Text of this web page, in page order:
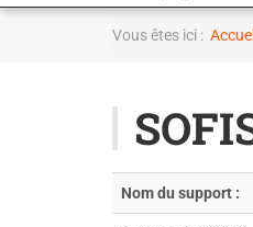
Vous êtes ici :
Nom du support :